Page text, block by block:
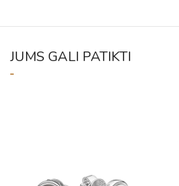
JUMS GALI PATIKTI